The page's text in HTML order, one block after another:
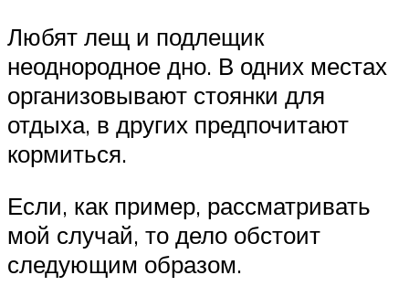
Любят лещ и подлещик
неоднородное дно. В одних местах
организовывают стоянки для
отдыха, в других предпочитают
кормиться.
Если, как пример, рассматривать
мой случай, то дело обстоит
следующим образом.